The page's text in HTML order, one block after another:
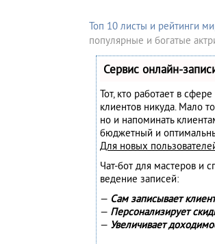
Топ 10 листы и рейтинги
популярные и богатые
Сервис онлайн-
Тот, кто работает в
клиентов никуда. Мало
но и напоминать
бюджетный и
Для новых
Чат-бот для мастеров и
ведение записей:
— Сам записывает
— Персонализирует
— Увеличивает